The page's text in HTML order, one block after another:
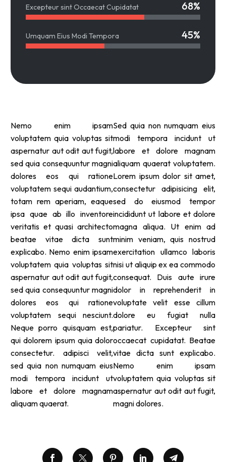
Excepteur sint Occaecat Cupidatat 68%
Umquam Eius Modi Tempora 45%
Nemo enim ipsam
voluptatem quia voluptas sit
aspernatur aut odit aut fugit,
sed quia consequuntur magni
dolores eos qui ratione
voluptatem sequi audantium,
totam rem aperiam, eaque
ipsa quae ab illo inventore
veritatis et quasi architecto
beatae vitae dicta sunt
explicabo. Nemo enim ipsam
voluptatem quia voluptas sit
aspernatur aut odit aut fugit,
sed quia consequuntur magni
dolores eos qui ratione
voluptatem sequi nesciunt.
Neque porro quisquam est,
qui dolorem ipsum quia dolor
consectetur. adipisci velit,
sed quia non numquam eius
modi tempora incidunt ut
labore et dolore magnam
aliquam quaerat.
Sed quia non numquam eius
modi tempora incidunt ut
labore et dolore magnam
aliquam quaerat voluptatem.
Lorem ipsum dolor sit amet,
consectetur adipisicing elit,
sed do eiusmod tempor
incididunt ut labore et dolore
magna aliqua. Ut enim ad
minim veniam, quis nostrud
exercitation ullamco laboris
nisi ut aliquip ex ea commodo
consequat. Duis aute irure
dolor in reprehenderit in
voluptate velit esse cillum
dolore eu fugiat nulla
pariatur. Excepteur sint
occaecat cupidatat. Beatae
vitae dicta sunt explicabo.
Nemo enim ipsam
voluptatem quia voluptas sit
aspernatur aut odit aut fugit,
magni dolores.